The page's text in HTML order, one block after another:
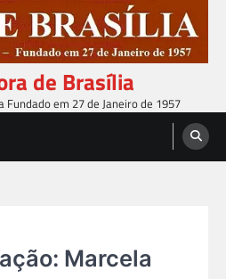
de Brasília
em 27 de Janeiro de 1957
Marcela